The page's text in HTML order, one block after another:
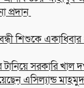
প্রদান
শিশুকে
সরকারি খাল
এসিল্যান্ড